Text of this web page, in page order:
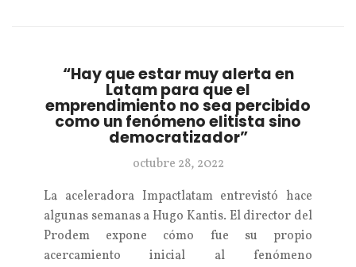
“Hay que estar muy alerta en
Latam para que el
emprendimiento no sea percibido
como un fenómeno elitista sino
democratizador”
octubre 28, 2022
La aceleradora Impactlatam entrevistó hace
algunas semanas a Hugo Kantis. El director del
Prodem expone cómo fue su propio
acercamiento inicial al fenómeno